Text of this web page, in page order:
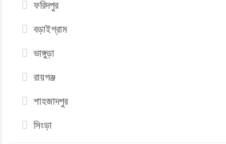
ফরিদপুর
বড়াইগ্রাম
ভাঙ্গুড়া
রায়গঞ্জ
শাহজাদপুর
সিংড়া